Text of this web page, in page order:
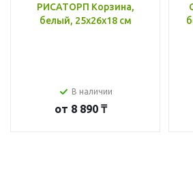
РИСАТОРП Корзина,
белый, 25x26x18 см
В наличии
от 8 890 ₸